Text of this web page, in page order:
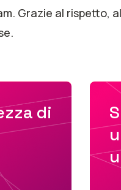
Grazie al rispetto,
di